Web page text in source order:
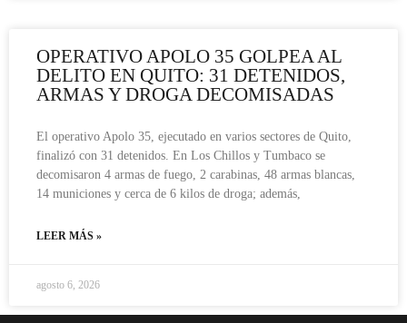
OPERATIVO APOLO 35 GOLPEA AL
DELITO EN QUITO: 31 DETENIDOS,
ARMAS Y DROGA DECOMISADAS
El operativo Apolo 35, ejecutado en varios sectores de Quito,
finalizó con 31 detenidos. En Los Chillos y Tumbaco se
decomisaron 4 armas de fuego, 2 carabinas, 48 armas blancas,
14 municiones y cerca de 6 kilos de droga; además,
LEER MÁS »
agosto 6, 2026